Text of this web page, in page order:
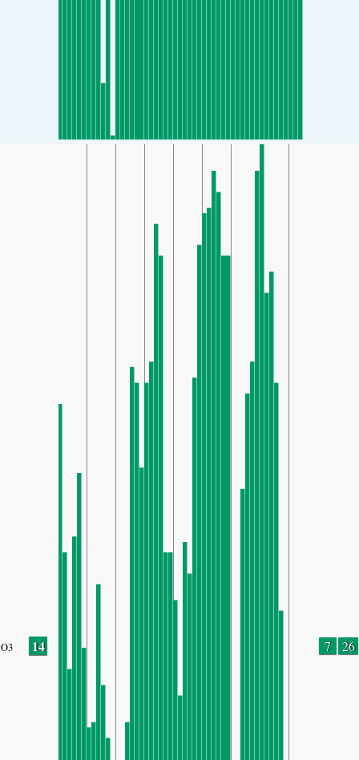
O3 14 7 26